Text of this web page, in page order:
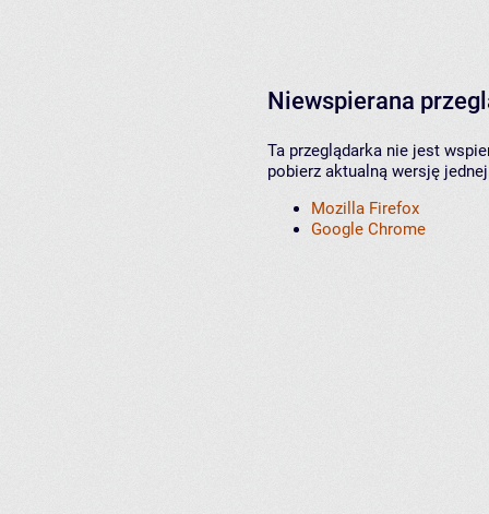
Niewspierana
Ta przeglądarka nie jest
pobierz aktualną wersję
Mozilla Firefox
Google Chrome